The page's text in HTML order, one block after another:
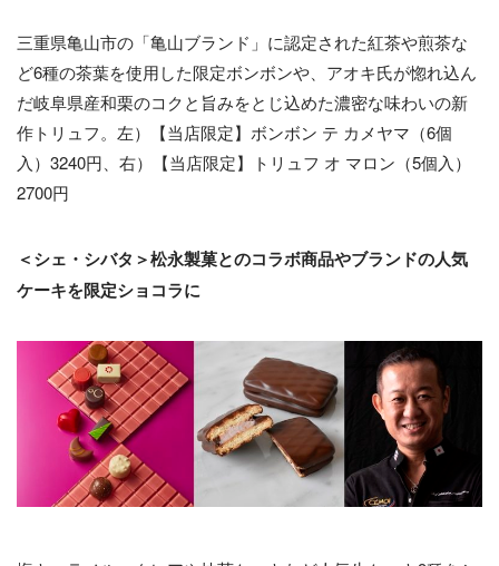
三重県亀山市の「亀山ブランド」に認定された紅茶や煎茶な
ど6種の茶葉を使用した限定ボンボンや、アオキ氏が惚れ込ん
だ岐阜県産和栗のコクと旨みをとじ込めた濃密な味わいの新
作トリュフ。左）【当店限定】ボンボン テ カメヤマ（6個
入）3240円、右）【当店限定】トリュフ オ マロン（5個入）
2700円
＜シェ・シバタ＞松永製菓とのコラボ商品やブランドの人気
ケーキを限定ショコラに